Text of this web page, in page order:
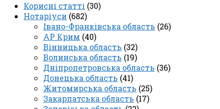
Корисні статті (30)
Нотаріуси (682)
Івано-Франківська область (26)
АР Крим (40)
Вінницька область (32)
Волинська область (19)
Дніпропетровська область (36)
Донецька область (41)
Житомирська область (25)
Закарпатська область (17)